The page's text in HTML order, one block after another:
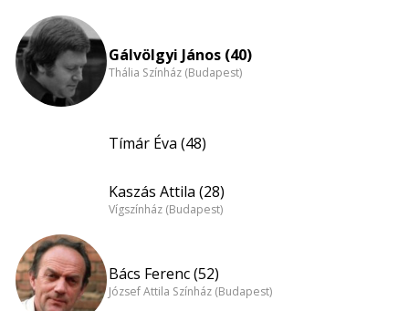
Gálvölgyi János (40)
Thália Színház (Budapest)
Tímár Éva (48)
Kaszás Attila (28)
Vígszínház (Budapest)
Bács Ferenc (52)
József Attila Színház (Budapest)